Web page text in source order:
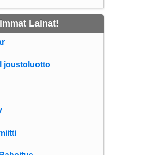
Lainat!
joustoluotto